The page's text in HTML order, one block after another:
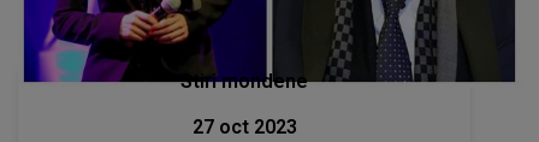
Stiri mondene
27 oct 2023